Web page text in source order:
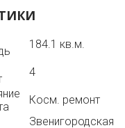
отличное
в
и
184.1 кв.м.
4
Косм. ремонт
Звенигородская